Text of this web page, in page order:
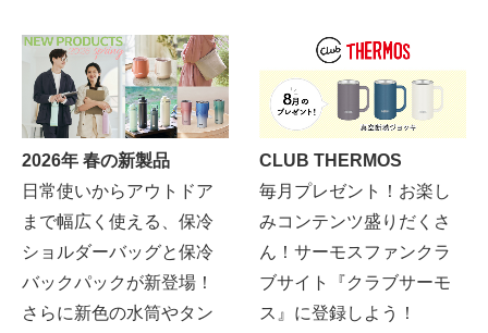
2026年 春の新製品
日常使いからアウトドア
まで幅広く使える、保冷
ショルダーバッグと保冷
バックパックが新登場！
さらに新色の水筒やタン
CLUB THERMOS
毎月プレゼント！お楽し
みコンテンツ盛りだくさ
ん！サーモスファンクラ
ブサイト『クラブサーモ
ス』に登録しよう！